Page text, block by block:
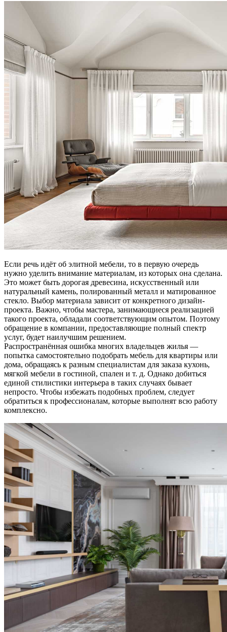
Если речь идёт об элитной мебели, то в первую очередь
нужно уделить внимание материалам, из которых она сделана.
Это может быть дорогая древесина, искусственный или
натуральный камень, полированный металл и матированное
стекло. Выбор материала зависит от конкретного дизайн-
проекта. Важно, чтобы мастера, занимающиеся реализацией
такого проекта, обладали соответствующим опытом. Поэтому
обращение в компании, предоставляющие полный спектр
услуг, будет наилучшим решением.
Распространённая ошибка многих владельцев жилья —
попытка самостоятельно подобрать мебель для квартиры или
дома, обращаясь к разным специалистам для заказа кухонь,
мягкой мебели в гостиной, спален и т. д. Однако добиться
единой стилистики интерьера в таких случаях бывает
непросто. Чтобы избежать подобных проблем, следует
обратиться к профессионалам, которые выполнят всю работу
комплексно.